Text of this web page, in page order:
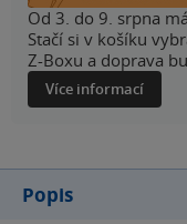
Od 3. do 9. srpna
Stačí si v košíku
Z-Boxu a doprava
Více informací
Popis